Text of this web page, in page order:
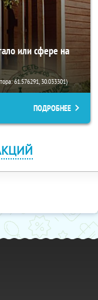
или сфере на
61.576291, 30.033301)
ПОДРОБНЕЕ